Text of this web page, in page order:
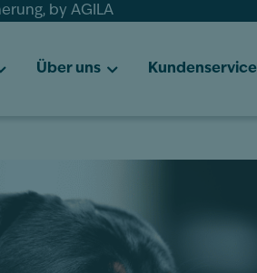
by AGILA
Über uns Kundenservice